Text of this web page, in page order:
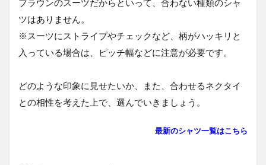
ブラウンのスーツだからといって、合わない種類のシャ
ツはありません。
※スーツにストライプやチェックなど、柄がハッキリと
入っている場合は、ピッチ幅などに注意が必要です。
どのような印象に見せたいか、また、合わせるネクタイ
との相性を考えた上で、選んでいきましょう。
最新のシャツ一覧はこちら